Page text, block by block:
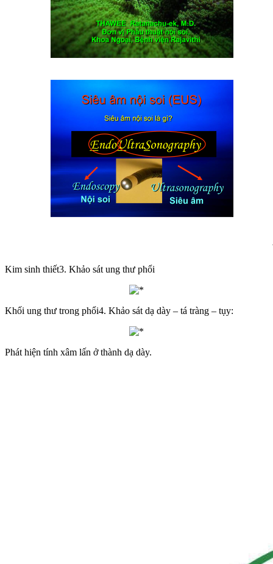
Kim sinh thiết3. Khảo sát ung thư phổi
Khối ung thư trong phổi4. Khảo sát dạ dày – tá tràng – tụy:
Phát hiện tính xâm lấn ở thành dạ dày.